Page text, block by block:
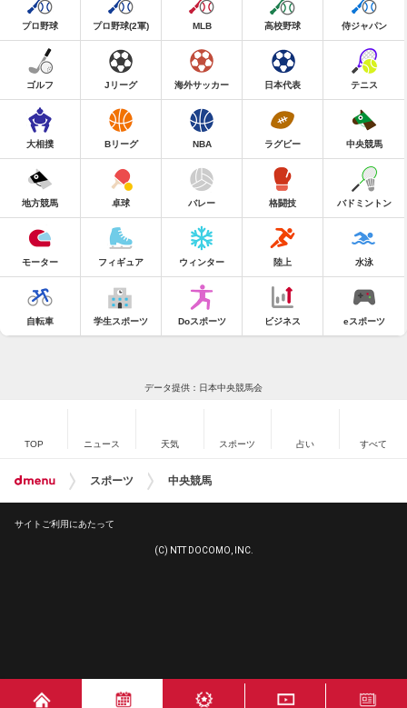
プロ野球 プロ野球(2軍) MLB 高校野球 侍ジャパン
ゴルフ Jリーグ 海外サッカー 日本代表 テニス
大相撲 Bリーグ NBA ラグビー 中央競馬
地方競馬 卓球 バレー 格闘技 バドミントン
モーター フィギュア ウィンター 陸上 水泳
自転車 学生スポーツ Doスポーツ ビジネス eスポーツ
データ提供：日本中央競馬会
TOP ニュース 天気 スポーツ 占い すべて
スポーツ 中央競馬
サイトご利用にあたって
(C) NTT DOCOMO, INC.